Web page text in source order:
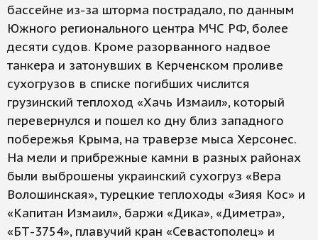
бассейне из-за шторма пострадало, по данным
Южного регионального центра МЧС РФ, более
десяти судов. Кроме разорванного надвое
танкера и затонувших в Керченском проливе
сухогрузов в списке погибших числится
грузинский теплоход «Хачь Измаил», который
перевернулся и пошел ко дну близ западного
побережья Крыма, на траверзе мыса Херсонес.
На мели и прибрежные камни в разных районах
были выброшены украинский сухогруз «Вера
Волошинская», турецкие теплоходы «Зияя Кос» и
«Капитан Измаил», баржи «Дика», «Диметра»,
«БТ-3754», плавучий кран «Севастополец» и